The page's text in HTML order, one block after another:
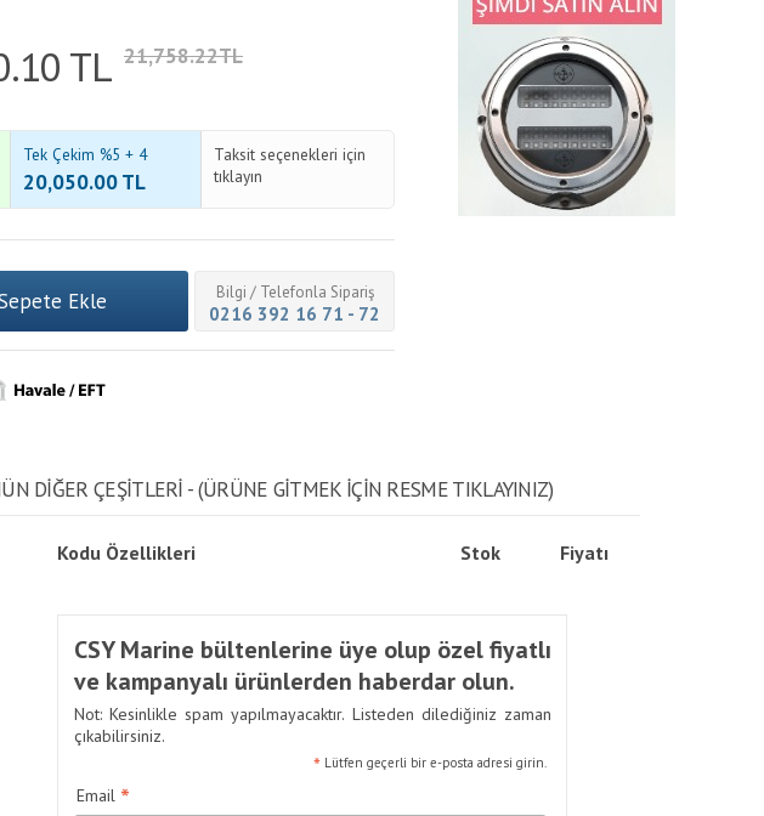
TL 21,758.22TL
Tek Çekim %5 + 4
20,050.00TL
Taksit seçenekleri için
tıklayın
Bilgi / Telefonla Sipariş
0216 392 16 71 - 72
DİĞER ÇEŞİTLERİ - (ÜRÜNE GITMEK IÇIN RESME TIKLAYINIZ)
Kodu Özellikleri Stok Fiyatı
CSY Marine bültenlerine üye olup özel fiyatlı
ve kampanyalı ürünlerden haberdar olun.
Not: Kesinlikle spam yapılmayacaktır. Listeden dilediğiniz zaman
çıkabilirsiniz.
* Lütfen geçerli bir e-posta adresi girin.
Email *